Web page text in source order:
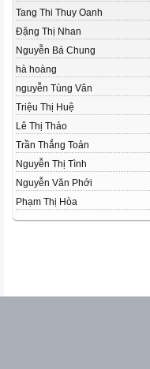
Tang Thi Thuy Oanh
Đặng Thị Nhan
Nguyễn Bá Chung
hà hoàng
nguyễn Tùng Vân
Triệu Thị Huệ
Lê Thị Thảo
Trần Thắng Toản
Nguyễn Thị Tình
Nguyễn Văn Phới
Phạm Thị Hòa